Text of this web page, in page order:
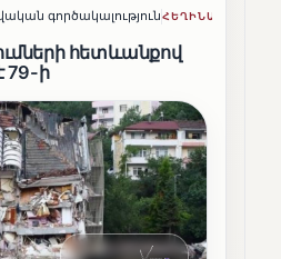
գործակալությունՀԵՂԻՆԱԿ
հետևանքով
79-ի